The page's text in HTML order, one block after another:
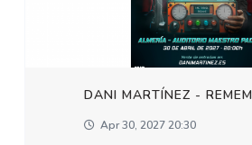
DANI MARTÍNEZ -
Apr 30, 2027 20:30